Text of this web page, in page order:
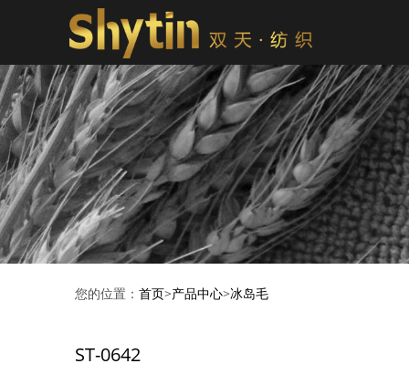
您的位置： 首页>产品中心>冰岛毛
ST-0642